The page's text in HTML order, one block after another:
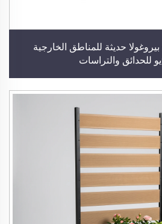
بيروغولا حديثة للمناطق الخارجية